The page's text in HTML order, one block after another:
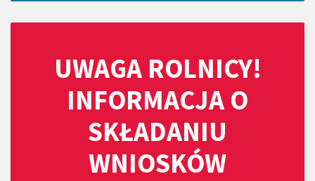
UWAGA ROLNICY!
INFORMACJA O
SKŁADANIU
WNIOSKÓW